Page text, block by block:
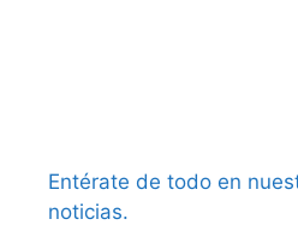
Entérate de todo en
noticias.